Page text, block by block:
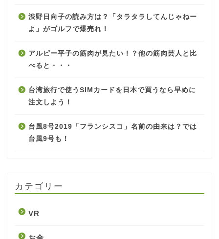
渋野日向子の読み方は？「タラタラしてんじゃねー
よ」がゴルフで爆売れ！
アルピー平子の筋肉が見たい！？他の筋肉芸人と比
べると・・・
台湾旅行で使うSIMカードを日本で買うなら早めに
注文しよう！
台風8号2019「フランシスコ」名前の由来は？では
台風9号も！
カテゴリー
VR